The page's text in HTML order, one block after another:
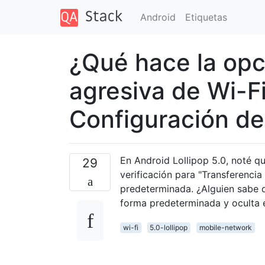
Android Etiquetas
¿Qué hace la
agresiva de Wi-
Configuración
29
En Android Lollipop 5.0, noté
verificación para
predeterminada. ¿Alguien
forma predeterminada y oculta
wi-fi 5.0-lollipop mobile-network